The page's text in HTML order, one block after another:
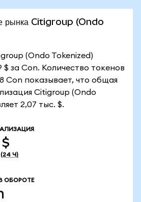
рынка Citigroup (Ondo
(Ondo Tokenized)
$ за Con. Количество токенов
Con показывает, что общая
Citigroup (Ondo
2,07 тыс. $.
(24 Ч)
ОБОРОТЕ